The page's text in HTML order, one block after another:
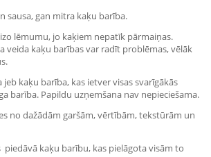
sausa, gan mitra kaķu barība.
lēmumu, jo kaķiem nepatīk pārmaiņas.
veida kaķu barības var radīt problēmas, vēlāk
kaķu barība, kas ietver visas svarīgākās
barība. Papildu uzņemšana nav nepieciešama.
no dažādām garšām, vērtībām, tekstūrām un
piedāvā kaķu barību, kas pielāgota visām to